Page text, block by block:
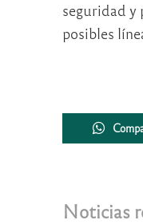
seguridad y
posibles
Noticias